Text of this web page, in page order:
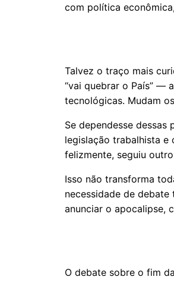
com política
Talvez o traço mais
“vai quebrar o País” —
tecnológicas. Mudam
Se dependesse dessas
legislação trabalhista e
felizmente, seguiu
Isso não transforma
necessidade de
anunciar o apocalipse,
O debate sobre o fim